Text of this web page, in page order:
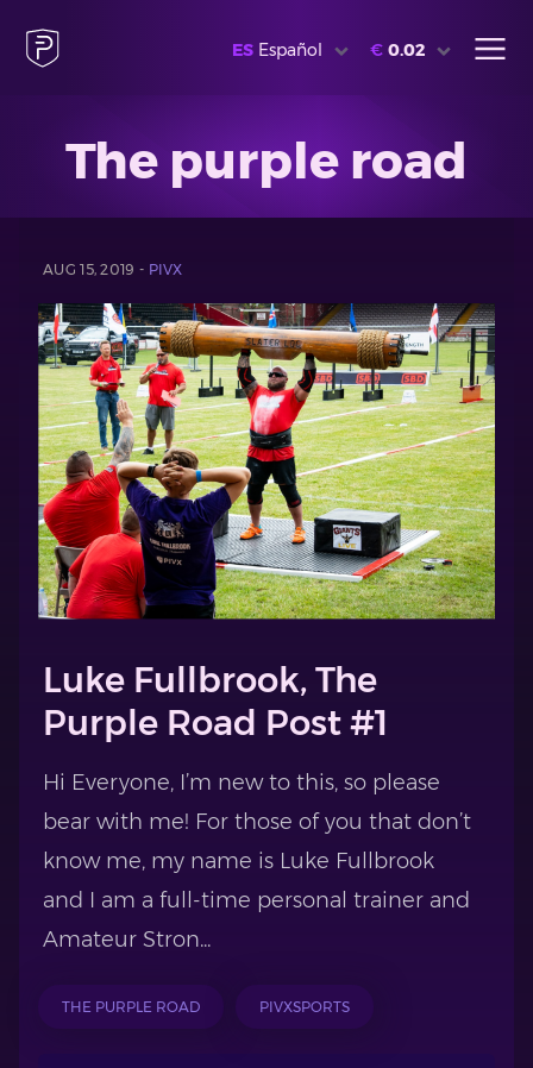
ES Español € 0.02
The purple road
AUG 15, 2019 - PIVX
Luke Fullbrook, The
Purple Road Post #1
Hi Everyone, I’m new to this, so please
bear with me! For those of you that don’t
know me, my name is Luke Fullbrook
and I am a full-time personal trainer and
Amateur Stron...
THE PURPLE ROAD PIVXSPORTS